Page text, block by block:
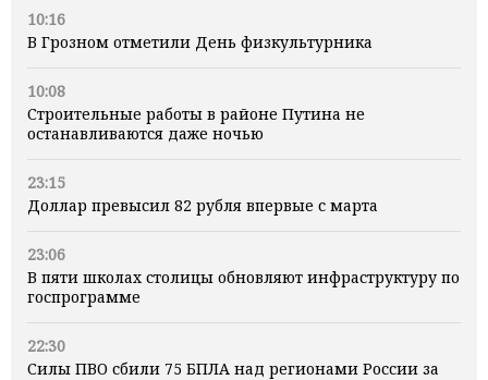
10:16
В Грозном отметили День физкультурника
10:08
Строительные работы в районе Путина не
останавливаются даже ночью
23:15
Доллар превысил 82 рубля впервые с марта
23:06
В пяти школах столицы обновляют инфраструктуру по
госпрограмме
22:30
Силы ПВО сбили 75 БПЛА над регионами России за